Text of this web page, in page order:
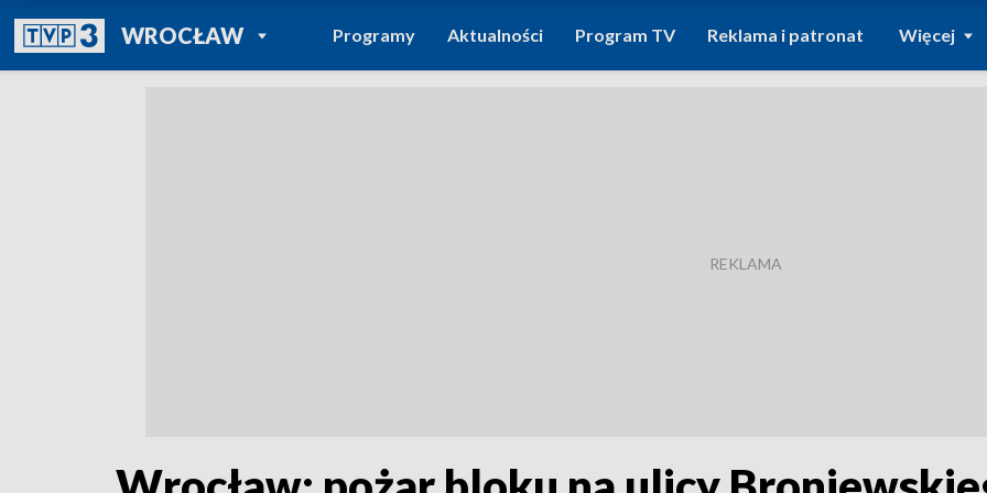
WROCŁAWPOWRÓT DO
TVP REGIONY
Programy Aktualności Program TV Reklama i patronat Więcej